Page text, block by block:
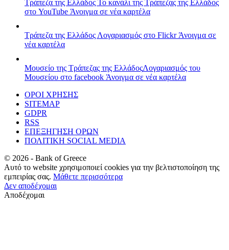
Τράπεζα της Ελλάδος Το κανάλι της Τράπεζας της Ελλάδος
στο YouTube Άνοιγμα σε νέα καρτέλα
Τράπεζα της Ελλάδος Λογαριασμός στο FlickrΆνοιγμα σε
νέα καρτέλα
Μουσείο της Τράπεζας της ΕλλάδοςΛογαριασμός του
Μουσείου στο facebook Άνοιγμα σε νέα καρτέλα
ΟΡΟΙ ΧΡΗΣΗΣ
SITEMAP
GDPR
RSS
ΕΠΕΞΗΓΗΣΗ ΟΡΩΝ
ΠΟΛΙΤΙΚΗ SOCIAL MEDIA
© 2026 - Bank of Greece
Αυτό το website χρησιμοποιεί cookies για την βελτιστοποίηση της
εμπειρίας σας. Μάθετε περισσότερα
Δεν αποδέχομαι
Αποδέχομαι